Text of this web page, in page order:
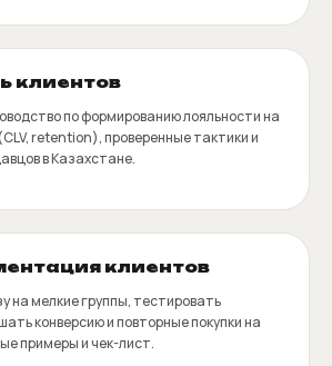
клиентов
по формированию лояльности на
retention), проверенные тактики и
в Казахстане.
клиентов
на мелкие группы, тестировать
конверсию и повторные покупки на
примеры и чек-лист.